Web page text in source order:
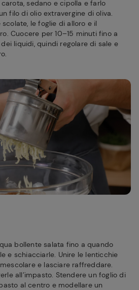
sedano e cipolla e farlo
filo di olio extravergine di oliva.
le foglie di alloro e il
Cuocere per 10–15 minuti fino a
liquidi, quindi regolare di sale e
bollente salata fino a quando
e schiacciarle. Unire le lenticchie
e lasciare raffreddare.
all’impasto. Stendere un foglio di
al centro e modellare un